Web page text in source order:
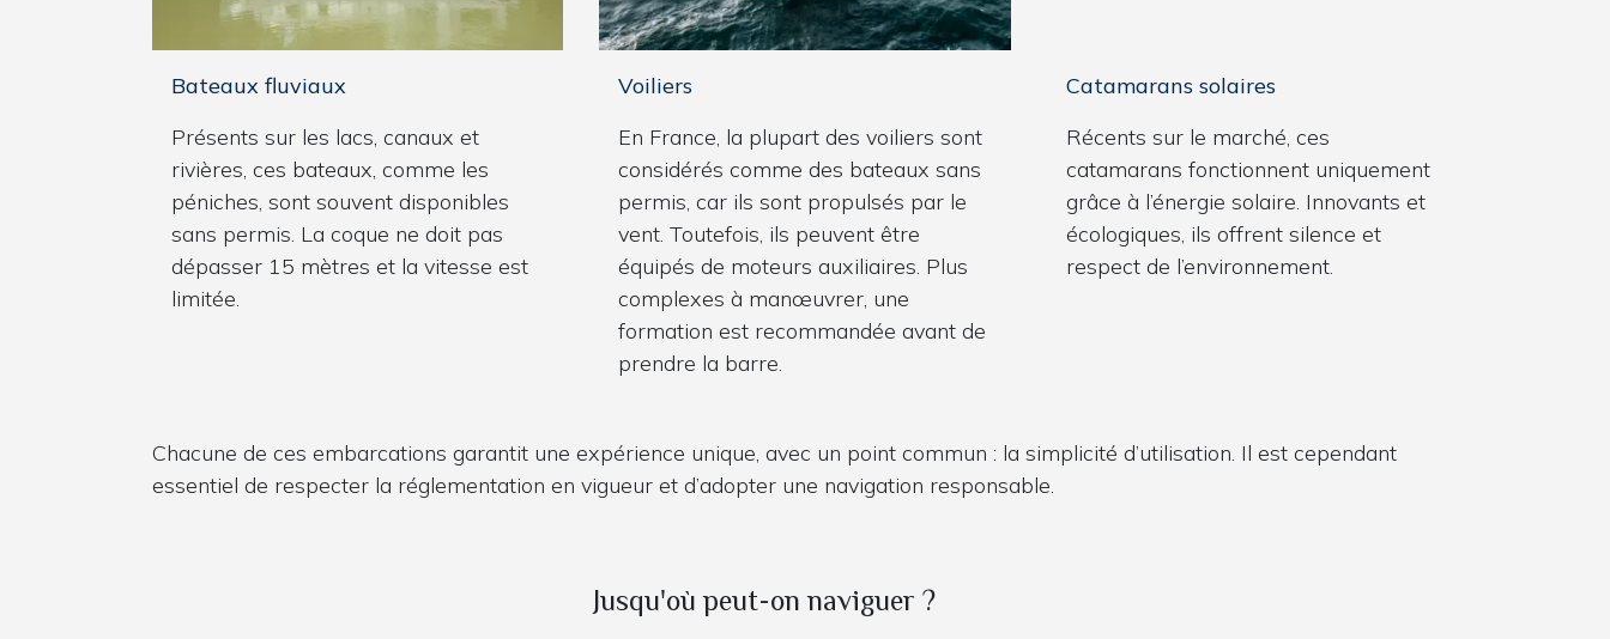
Bateaux fluviaux
Présents sur les lacs, canaux et
rivières, ces bateaux, comme les
péniches, sont souvent disponibles
sans permis. La coque ne doit pas
dépasser 15 mètres et la vitesse est
limitée.
Voiliers
En France, la plupart des voiliers sont
considérés comme des bateaux sans
permis, car ils sont propulsés par le
vent. Toutefois, ils peuvent être
équipés de moteurs auxiliaires. Plus
complexes à manœuvrer, une
formation est recommandée avant de
prendre la barre.
Catamarans solaires
Récents sur le marché, ces
catamarans fonctionnent uniquement
grâce à l’énergie solaire. Innovants et
écologiques, ils offrent silence et
respect de l’environnement.
Chacune de ces embarcations garantit une expérience unique, avec un point commun : la simplicité d’utilisation. Il est cependant
essentiel de respecter la réglementation en vigueur et d’adopter une navigation responsable.
Jusqu'où peut-on naviguer ?